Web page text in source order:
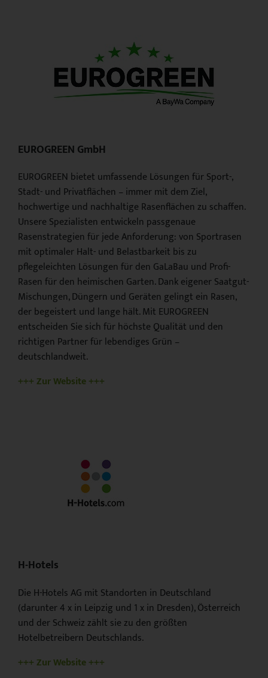
EUROGREEN GmbH
EUROGREEN bietet umfassende Lösungen für Sport-,
Stadt- und Privatflächen – immer mit dem Ziel,
hochwertige und nachhaltige Rasenflächen zu schaffen.
Unsere Spezialisten entwickeln passgenaue
Rasenstrategien für jede Anforderung: von Sportrasen
mit optimaler Halt- und Belastbarkeit bis zu
pflegeleichten Lösungen für den GaLaBau und Profi-
Rasen für den heimischen Garten. Dank eigener Saatgut-
Mischungen, Düngern und Geräten gelingt ein Rasen,
der begeistert und lange hält. Mit EUROGREEN
entscheiden Sie sich für höchste Qualität und den
richtigen Partner für lebendiges Grün –
deutschlandweit.
+++ Zur Website +++
H-Hotels
Die H-Hotels AG mit Standorten in Deutschland
(darunter 4 x in Leipzig und 1 x in Dresden), Österreich
und der Schweiz zählt sie zu den größten
Hotelbetreibern Deutschlands.
+++ Zur Website +++